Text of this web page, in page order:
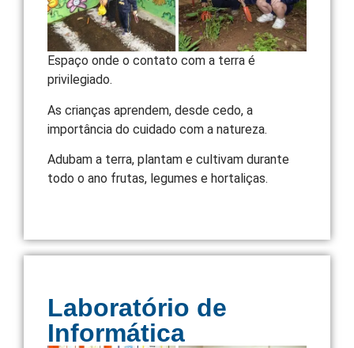
Espaço onde o contato com a terra é
privilegiado.
As crianças aprendem, desde cedo, a
importância do cuidado com a natureza.
Adubam a terra, plantam e cultivam durante
todo o ano frutas, legumes e hortaliças.
Laboratório de
Informática